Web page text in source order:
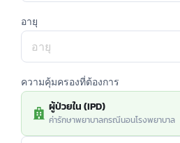
อายุ
ความคุ้มครองที่ต้องการ
ผู้ป่วยใน (IPD)
ค่ารักษาพยาบาลกรณีนอนโรงพยาบาล